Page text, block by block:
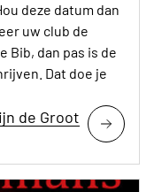
deze datum dan
uw club de
dan pas is de
Dat doe je
de Groot